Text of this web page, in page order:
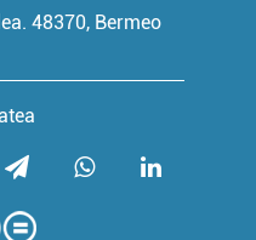
48370, Bermeo